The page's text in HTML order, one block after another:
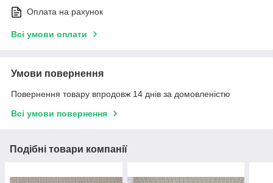
Оплата на рахунок
Всі умови оплати
Умови повернення
Повернення товару впродовж 14 днів за домовленістю
Всі умови повернення
Подібні товари компанії